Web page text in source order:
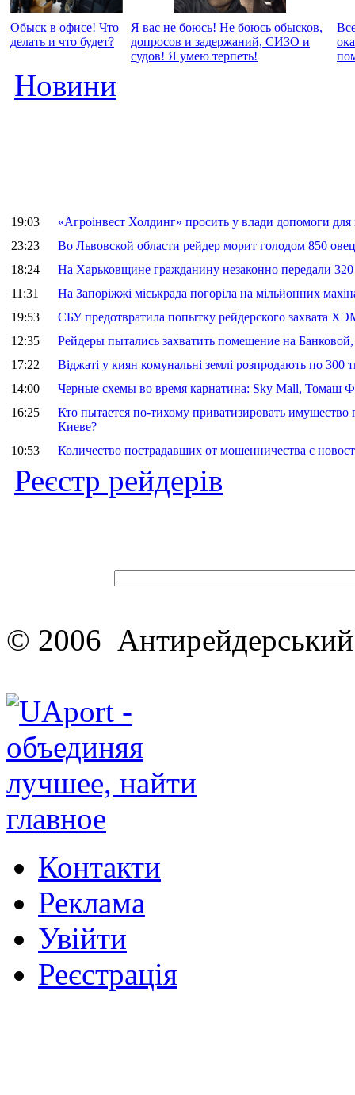
Обыск в офисе! Что
делать и что будет?
Я вас не боюсь! Не боюсь обысков,
допросов и задержаний, СИЗО и
судов! Я умею терпеть!
Новини
19:03
«Агроінвест Холдинг» просить у влади допомоги
23:23
Во Львовской области рейдер морит голодом 850
18:24
На Харьковщине гражданину незаконно передали
11:31
На Запоріжжі міськрада погоріла на мільйонних
19:53
СБУ предотвратила попытку рейдерского захвата
12:35
Рейдеры пытались захватить помещение на
17:22
Віджаті у киян комунальні землі розпродають по 300
14:00
Черные схемы во время карнатина: Sky Mall, Томаш
16:25
Кто пытается по-тихому приватизировать имущество
Киеве?
10:53
Количество пострадавших от мошенничества с
Реєстр рейдерів
© 2006 Антирейдерський
Контакти
Реклама
Увійти
Реєстрація